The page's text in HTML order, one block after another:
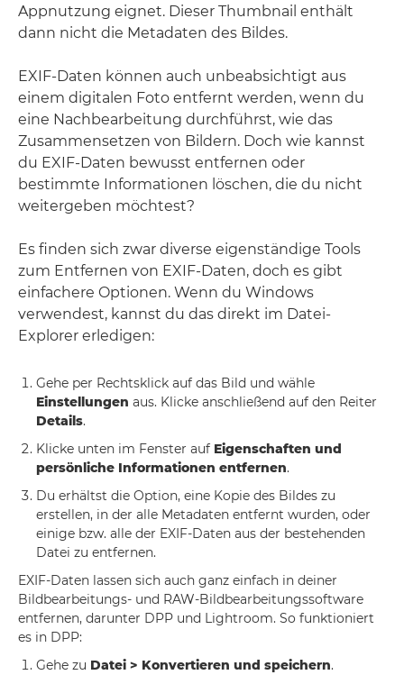
Appnutzung eignet. Dieser Thumbnail enthält
dann nicht die Metadaten des Bildes.
EXIF-Daten können auch unbeabsichtigt aus
einem digitalen Foto entfernt werden, wenn du
eine Nachbearbeitung durchführst, wie das
Zusammensetzen von Bildern. Doch wie kannst
du EXIF-Daten bewusst entfernen oder
bestimmte Informationen löschen, die du nicht
weitergeben möchtest?
Es finden sich zwar diverse eigenständige Tools
zum Entfernen von EXIF-Daten, doch es gibt
einfachere Optionen. Wenn du Windows
verwendest, kannst du das direkt im Datei-
Explorer erledigen:
Gehe per Rechtsklick auf das Bild und wähle
Einstellungen aus. Klicke anschließend auf den Reiter
Details.
Klicke unten im Fenster auf Eigenschaften und
persönliche Informationen entfernen.
Du erhältst die Option, eine Kopie des Bildes zu
erstellen, in der alle Metadaten entfernt wurden, oder
einige bzw. alle der EXIF-Daten aus der bestehenden
Datei zu entfernen.
EXIF-Daten lassen sich auch ganz einfach in deiner
Bildbearbeitungs- und RAW-Bildbearbeitungssoftware
entfernen, darunter DPP und Lightroom. So funktioniert
es in DPP:
Gehe zu Datei > Konvertieren und speichern.